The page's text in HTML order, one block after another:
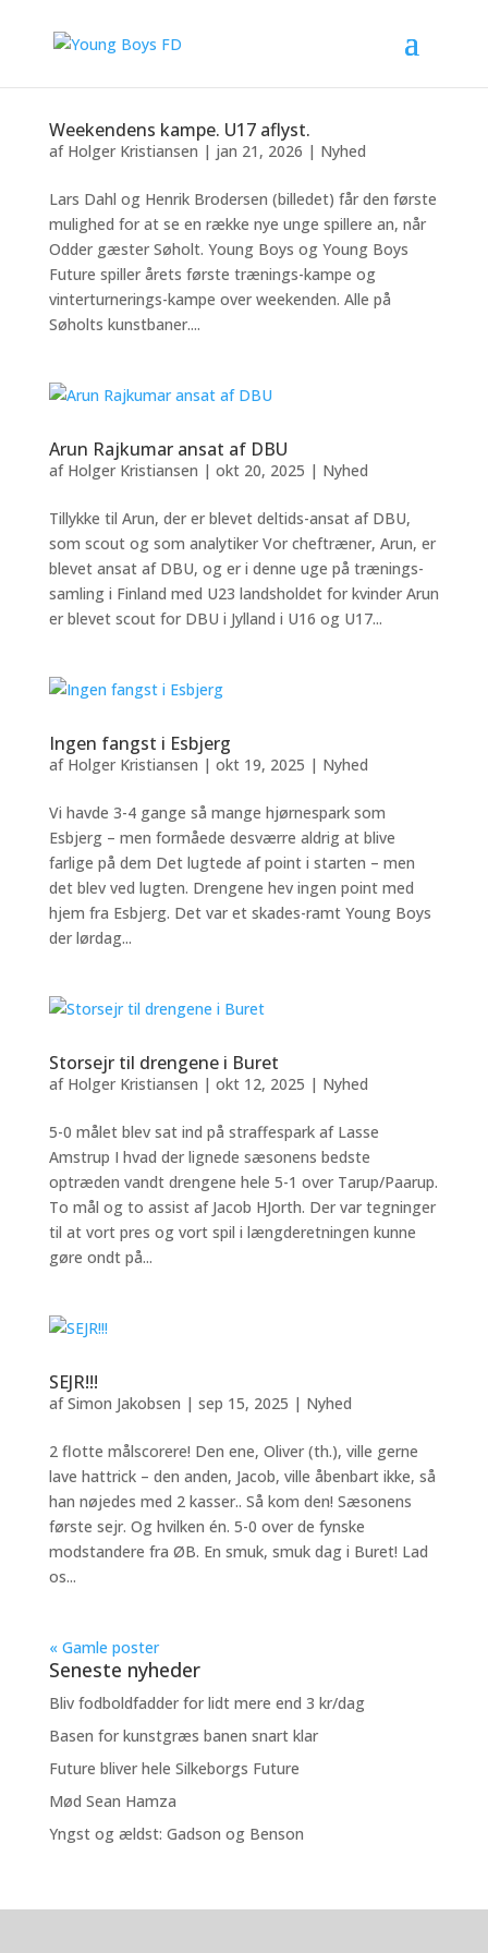
Weekendens kampe. U17 aflyst.
af Holger Kristiansen | jan 21, 2026 | Nyhed
Lars Dahl og Henrik Brodersen (billedet) får den første
mulighed for at se en række nye unge spillere an, når
Odder gæster Søholt. Young Boys og Young Boys
Future spiller årets første trænings-kampe og
vinterturnerings-kampe over weekenden. Alle på
Søholts kunstbaner....
Arun Rajkumar ansat af DBU
af Holger Kristiansen | okt 20, 2025 | Nyhed
Tillykke til Arun, der er blevet deltids-ansat af DBU,
som scout og som analytiker Vor cheftræner, Arun, er
blevet ansat af DBU, og er i denne uge på trænings-
samling i Finland med U23 landsholdet for kvinder Arun
er blevet scout for DBU i Jylland i U16 og U17...
Ingen fangst i Esbjerg
af Holger Kristiansen | okt 19, 2025 | Nyhed
Vi havde 3-4 gange så mange hjørnespark som
Esbjerg – men formåede desværre aldrig at blive
farlige på dem Det lugtede af point i starten – men
det blev ved lugten. Drengene hev ingen point med
hjem fra Esbjerg. Det var et skades-ramt Young Boys
der lørdag...
Storsejr til drengene i Buret
af Holger Kristiansen | okt 12, 2025 | Nyhed
5-0 målet blev sat ind på straffespark af Lasse
Amstrup I hvad der lignede sæsonens bedste
optræden vandt drengene hele 5-1 over Tarup/Paarup.
To mål og to assist af Jacob HJorth. Der var tegninger
til at vort pres og vort spil i længderetningen kunne
gøre ondt på...
SEJR!!!
afSimon Jakobsen | sep 15, 2025 | Nyhed
2 flotte målscorere! Den ene, Oliver (th.), ville gerne
lave hattrick – den anden, Jacob, ville åbenbart ikke, så
han nøjedes med 2 kasser.. Så kom den! Sæsonens
første sejr. Og hvilken én. 5-0 over de fynske
modstandere fra ØB. En smuk, smuk dag i Buret! Lad
os...
« Gamle poster
Seneste nyheder
Bliv fodboldfadder for lidt mere end 3 kr/dag
Basen for kunstgræs banen snart klar
Future bliver hele Silkeborgs Future
Mød Sean Hamza
Yngst og ældst: Gadson og Benson